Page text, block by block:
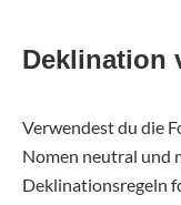
Deklination
Verwendest du die
Nomen neutral und
Deklinationsregeln